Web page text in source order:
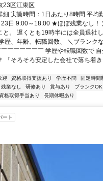
23区江東区
細 実働時間：1日あたり8時間 平均
23日 9:00～18:00 ★ほぼ残業なし！
と。 遅くとも19時半には全員退社し
歴、年齢、転職回数、 ＼ブランク
￣￣￣￣￣￣ 学歴や転職回数で
「そろそろ安定した会社で落ち着
迎 資格取得支援あり 学歴不問 固定時間
残業なし 研修あり 賞与あり ブランクOK
資格取得手当あり 長期休暇あり
ート